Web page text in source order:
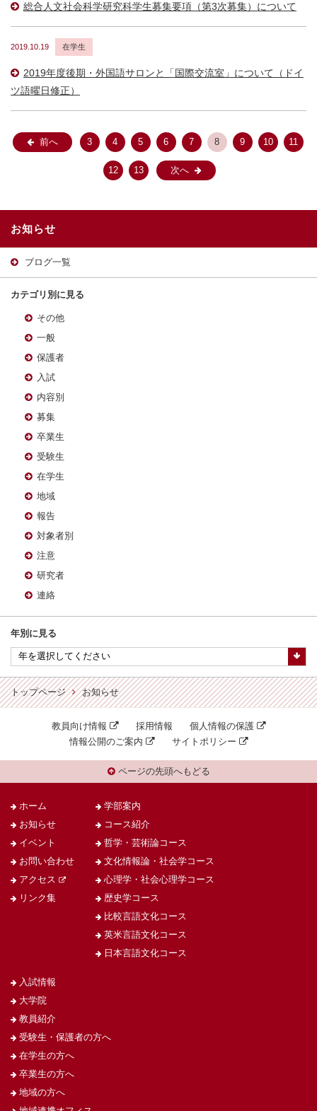
総合人文社会科学研究科学生募集要項（第3次募集）について
2019.10.19 在学生
2019年度後期・外国語サロンと「国際交流室」について（ドイ
ツ語曜日修正）
前へ 3 4 5 6 7 8 9 10 11
12 13 次へ
お知らせ
ブログ一覧
カテゴリ別に見る
その他
一般
保護者
入試
内容別
募集
卒業生
受験生
在学生
地域
報告
対象者別
注意
研究者
連絡
年別に見る
トップページ お知らせ
教員向け情報 採用情報
個人情報の保護
情報公開のご案内
サイトポリシー
ページの先頭へもどる
ホーム
お知らせ
イベント
お問い合わせ
アクセス
リンク集
学部案内
コース紹介
哲学・芸術論コース
文化情報論・社会学コース
心理学・社会心理学コース
歴史学コース
比較言語文化コース
英米言語文化コース
日本言語文化コース
入試情報
大学院
教員紹介
受験生・保護者の方へ
在学生の方へ
卒業生の方へ
地域の方へ